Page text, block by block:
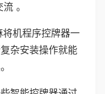
。
机程序控牌器一
杂安装操作就能